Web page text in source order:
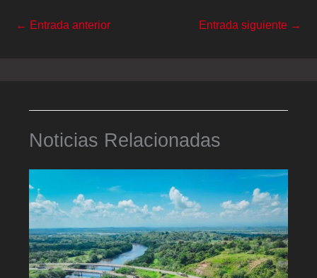
← Entrada anterior Entrada siguiente →
Noticias Relacionadas